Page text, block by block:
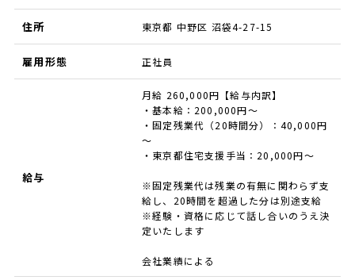
住所 東京都 中野区 沼袋4-27-15
雇用形態 正社員
給与
月給 260,000円【給与内訳】
・基本給：200,000円～
・固定残業代（20時間分）：40,000円
～
・東京都住宅支援手当：20,000円～
※固定残業代は残業の有無に関わらず支
給し、20時間を超過した分は別途支給
※経験・資格に応じて話し合いのうえ決
定いたします
会社業績による